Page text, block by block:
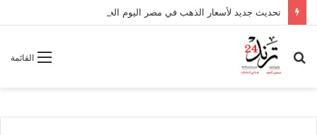
القائمة
بحث
عن